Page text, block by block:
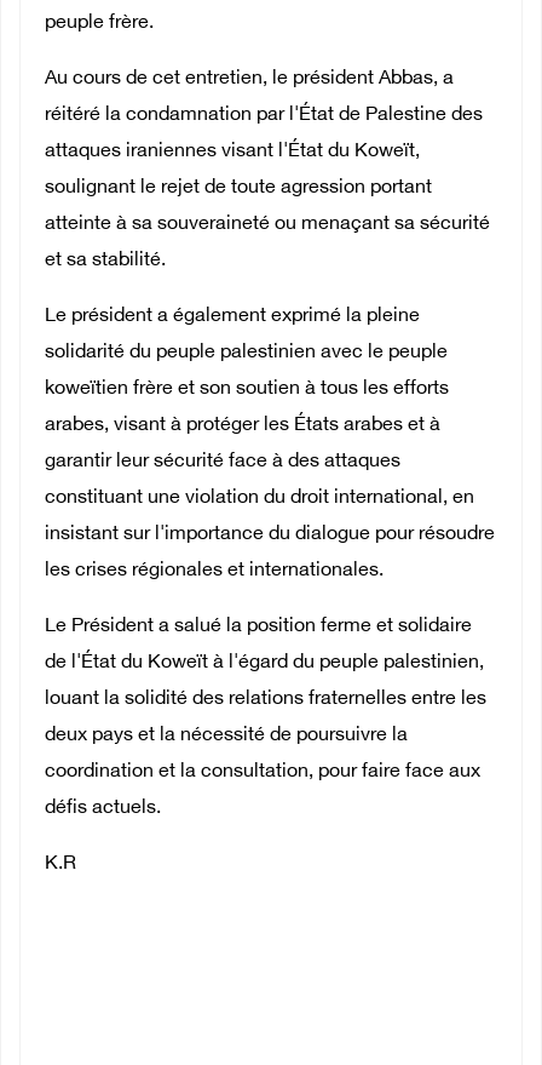
peuple frère.
Au cours de cet entretien, le président Abbas, a
réitéré la condamnation par l'État de Palestine des
attaques iraniennes visant l'État du Koweït,
soulignant le rejet de toute agression portant
atteinte à sa souveraineté ou menaçant sa sécurité
et sa stabilité.
Le président a également exprimé la pleine
solidarité du peuple palestinien avec le peuple
koweïtien frère et son soutien à tous les efforts
arabes, visant à protéger les États arabes et à
garantir leur sécurité face à des attaques
constituant une violation du droit international, en
insistant sur l'importance du dialogue pour résoudre
les crises régionales et internationales.
Le Président a salué la position ferme et solidaire
de l'État du Koweït à l'égard du peuple palestinien,
louant la solidité des relations fraternelles entre les
deux pays et la nécessité de poursuivre la
coordination et la consultation, pour faire face aux
défis actuels.
K.R